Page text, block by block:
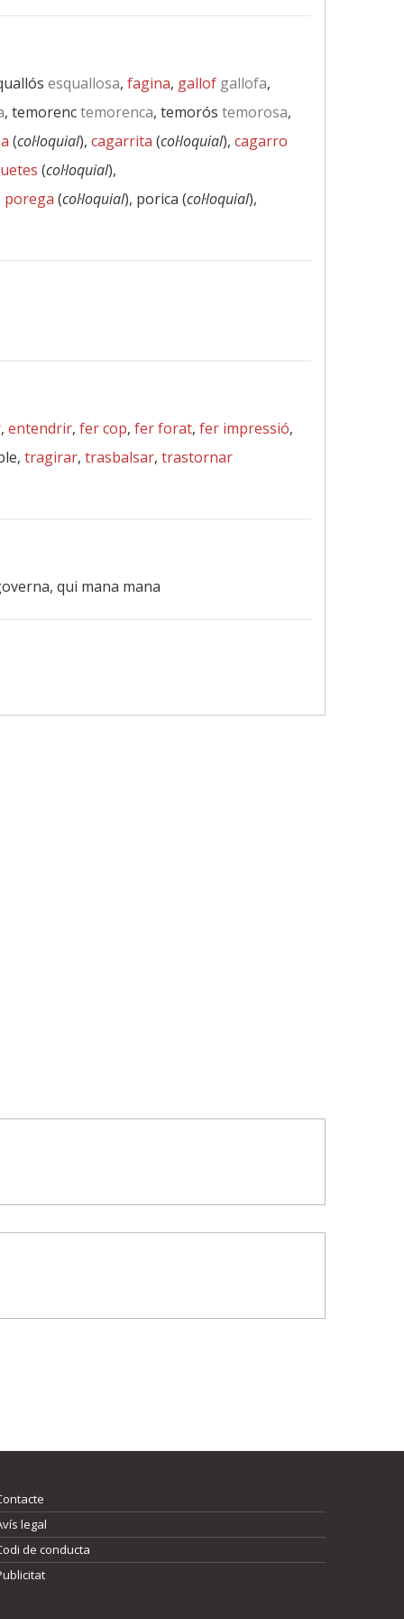
esquallosa, fagina, gallof gallofa,
, temorenctemorenca, temorós temorosa,
(col·loquial), cagarrita (col·loquial), cagarro
(col·loquial),
porega (col·loquial), porica (col·loquial),
, entendrir, fer cop, fer forat, fer impressió,
tragirar, trasbalsar, trastornar
qui mana mana
legal
de conducta